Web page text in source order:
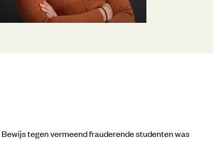
Bewijs tegen vermeend frauderende studenten was